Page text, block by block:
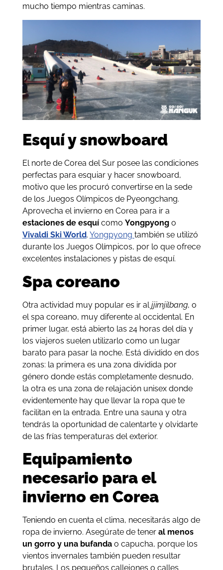
mucho tiempo mientras caminas.
Esquí y snowboard
El norte de Corea del Sur posee las condiciones
perfectas para esquiar y hacer snowboard,
motivo que les procuró convertirse en la sede
de los Juegos Olímpicos de Pyeongchang.
Aprovecha el invierno en Corea para ir a
estaciones de esquícomo Yongpyongo
Vivaldi Ski World. Yongpyong también se utilizó
durante los Juegos Olímpicos, por lo que ofrece
excelentes instalaciones y pistas de esquí.
Spa coreano
Otra actividad muy popular es ir aljjimjilbang, o
el spa coreano, muy diferente al occidental. En
primer lugar, está abierto las 24 horas del día y
los viajeros suelen utilizarlo como un lugar
barato para pasar la noche. Está dividido en dos
zonas: la primera es una zona dividida por
género donde estás completamente desnudo,
la otra es una zona de relajación unisex donde
evidentemente hay que llevar la ropa que te
facilitan en la entrada. Entre una sauna y otra
tendrás la oportunidad de calentarte y olvidarte
de las frías temperaturas del exterior.
Equipamiento
necesario para el
invierno en Corea
Teniendo en cuenta el clima, necesitarás algo de
ropa de invierno. Asegúrate de tener al menos
un gorro y una bufandao capucha, porque los
vientos invernales también pueden resultar
brutales. Los pequeños callejones o calles